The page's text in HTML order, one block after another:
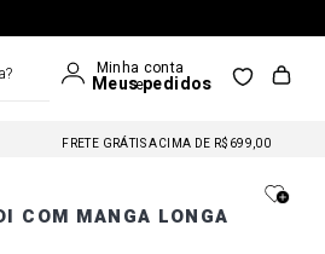
FRETE GRÁTIS ACIMA DE R$699,00
GRÁTIS NAS COMPRAS A PARTIR DE R$699
FRETE GRÁTIS ACIMA DE R$699,00
COM MANGA LONGA